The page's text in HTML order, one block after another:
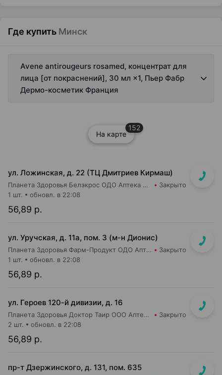
Где купить Минск
Avene antirougeurs rosamed, концентрат для
лица [от покраснений], 30 мл ×1, Пьер Фабр
Дермо-косметик Франция
На карте
152
ул. Ложинская, д. 22 (ТЦ Дмитриев Кирмаш)
Планета Здоровья Белэкрос ОДО Аптека №3 Закрыто
56,89 р.
1 шт. обновл. в 22:08
ул. Уручская, д. 11а, пом. 3 (м-н Дионис)
Планета Здоровья Фарм-Продукт ОДО Аптека №4 Закрыто
56,89 р.
1 шт. обновл. в 22:08
ул. Героев 120-й дивизии, д. 16
Планета Здоровья Доктор Таир ООО Аптека №2 Закрыто
56,89 р.
2 шт. обновл. в 22:08
пр-т Дзержинского, д. 131, пом. 635